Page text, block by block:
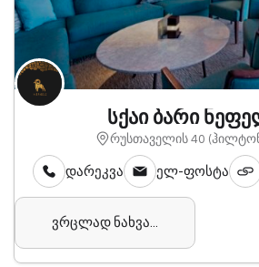
სქაი ბარი
რუსთაველის 40
დარეკვა ელ-ფოსტა
ვრცლად ნახვა...